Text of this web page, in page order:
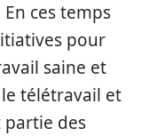
ces temps
pour
saine et
télétravail et
des